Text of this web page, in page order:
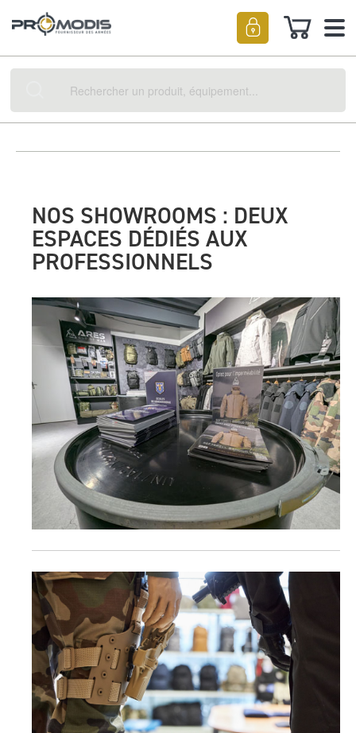
Mon
NOS SHOWROOMS : DEUX
ESPACES DÉDIÉS AUX
PROFESSIONNELS